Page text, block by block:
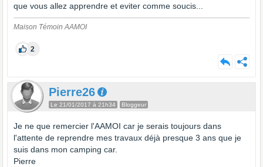
que vous allez apprendre et eviter comme soucis...
Maison Témoin AAMOI
2
Pierre26
Le 21/01/2017 à 21h34 Bloggeur
Je ne que remercier l'AAMOI car je serais toujours dans
l'attente de reprendre mes travaux déjà presque 3 ans que je
suis dans mon camping car.
Pierre